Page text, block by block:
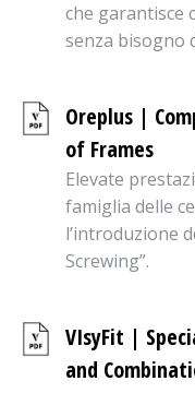
che garantisce
senza bisogno
Oreplus |
of Frames
Elevate
famiglia delle
l’introduzione
Screwing”.
VIsyFit |
and